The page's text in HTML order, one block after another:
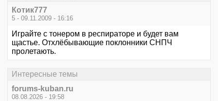
Котик777
5 - 09.11.2009 - 16:16
Играйте с тонером в респираторе и будет вам
щастье. Отхлёбывающие поклонники СНПЧ
пролетають.
Интересные темы
forums-kuban.ru
08.08.2026 - 19:58